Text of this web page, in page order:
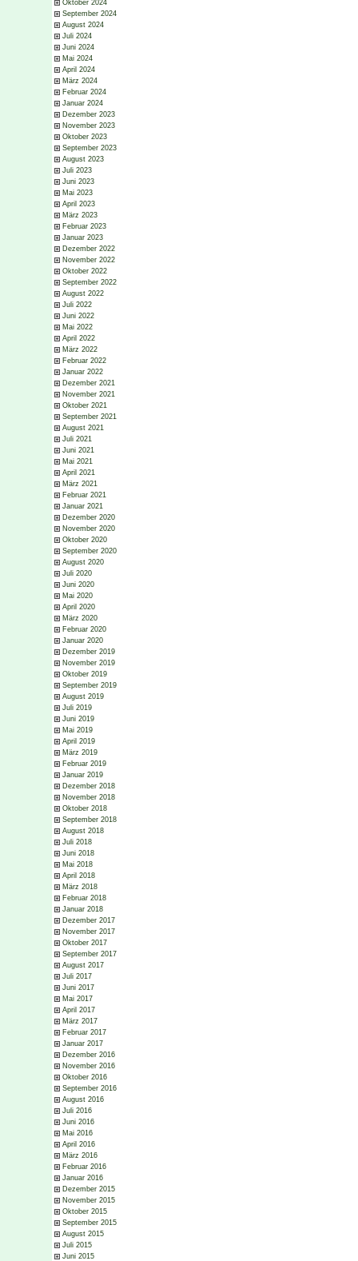
Oktober 2024
September 2024
August 2024
Juli 2024
Juni 2024
Mai 2024
April 2024
März 2024
Februar 2024
Januar 2024
Dezember 2023
November 2023
Oktober 2023
September 2023
August 2023
Juli 2023
Juni 2023
Mai 2023
April 2023
März 2023
Februar 2023
Januar 2023
Dezember 2022
November 2022
Oktober 2022
September 2022
August 2022
Juli 2022
Juni 2022
Mai 2022
April 2022
März 2022
Februar 2022
Januar 2022
Dezember 2021
November 2021
Oktober 2021
September 2021
August 2021
Juli 2021
Juni 2021
Mai 2021
April 2021
März 2021
Februar 2021
Januar 2021
Dezember 2020
November 2020
Oktober 2020
September 2020
August 2020
Juli 2020
Juni 2020
Mai 2020
April 2020
März 2020
Februar 2020
Januar 2020
Dezember 2019
November 2019
Oktober 2019
September 2019
August 2019
Juli 2019
Juni 2019
Mai 2019
April 2019
März 2019
Februar 2019
Januar 2019
Dezember 2018
November 2018
Oktober 2018
September 2018
August 2018
Juli 2018
Juni 2018
Mai 2018
April 2018
März 2018
Februar 2018
Januar 2018
Dezember 2017
November 2017
Oktober 2017
September 2017
August 2017
Juli 2017
Juni 2017
Mai 2017
April 2017
März 2017
Februar 2017
Januar 2017
Dezember 2016
November 2016
Oktober 2016
September 2016
August 2016
Juli 2016
Juni 2016
Mai 2016
April 2016
März 2016
Februar 2016
Januar 2016
Dezember 2015
November 2015
Oktober 2015
September 2015
August 2015
Juli 2015
Juni 2015